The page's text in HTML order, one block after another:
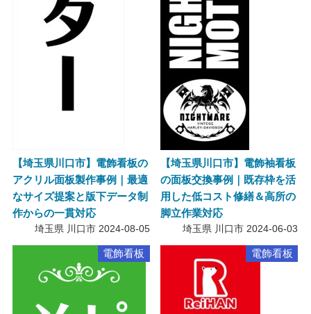
【埼玉県川口市】電飾看板の
アクリル面板製作事例｜最適
なサイズ提案と版下データ制
作からの一貫対応
埼玉県 川口市 2024-08-05
【埼玉県川口市】電飾袖看板
の面板交換事例｜既存枠を活
用した低コスト修繕＆高所の
脚立作業対応
埼玉県 川口市 2024-06-03
電飾看板 電飾看板